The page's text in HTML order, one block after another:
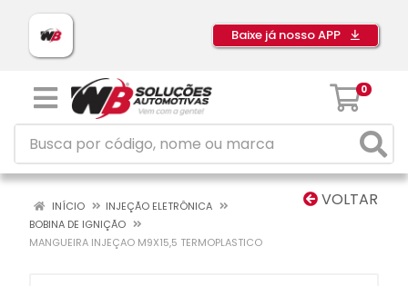
Baixe já nosso APP
0
VOLTAR
INÍCIO
INJEÇÃO ELETRÔNICA
BOBINA DE IGNIÇÃO
MANGUEIRA INJEÇAO M9X15,5 TERMOPLASTICO